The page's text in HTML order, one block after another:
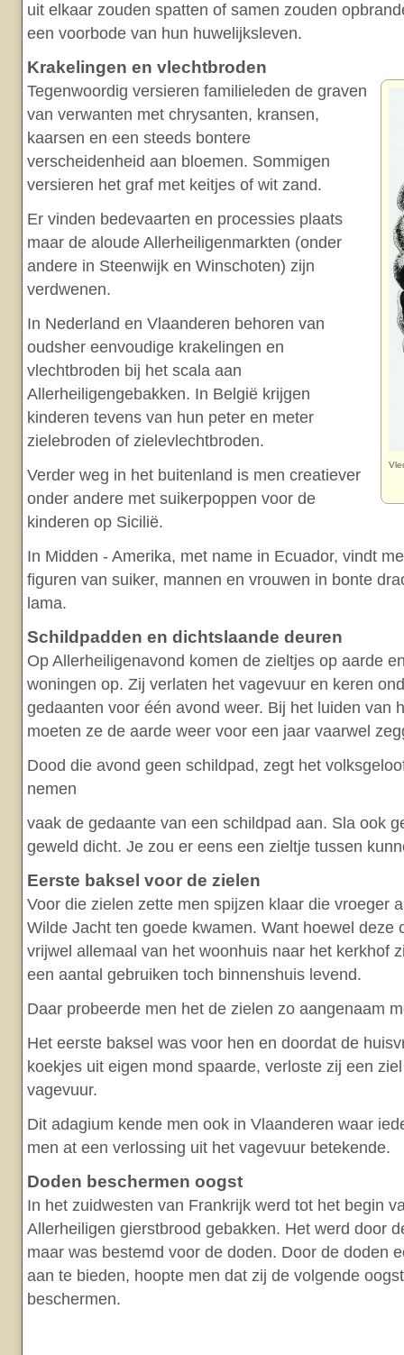
uit elkaar zouden spatten of samen zouden
een voorbode van hun huwelijksleven.
Krakelingen en vlechtbroden
Tegenwoordig versieren familieleden de graven
van verwanten met chrysanten, kransen,
kaarsen en een steeds bontere
verscheidenheid aan bloemen. Sommigen
versieren het graf met keitjes of wit zand.
Er vinden bedevaarten en processies plaats
maar de aloude Allerheiligenmarkten (onder
andere in Steenwijk en Winschoten) zijn
verdwenen.
In Nederland en Vlaanderen behoren van
oudsher eenvoudige krakelingen en
vlechtbroden bij het scala aan
Allerheiligengebakken. In België krijgen
kinderen tevens van hun peter en meter
zielebroden of zielevlechtbroden.
Verder weg in het buitenland is men creatiever
onder andere met suikerpoppen voor de
kinderen op Sicilië.
In Midden - Amerika, met name in Ecuador, vindt
figuren van suiker, mannen en vrouwen in bonte
lama.
Schildpadden en dichtslaande deuren
Op Allerheiligenavond komen de zieltjes op aarde
woningen op. Zij verlaten het vagevuur en keren
gedaanten voor één avond weer. Bij het luiden van
moeten ze de aarde weer voor een jaar vaarwel
Dood die avond geen schildpad, zegt het
nemen
vaak de gedaante van een schildpad aan. Sla ook
geweld dicht. Je zou er eens een zieltje tussen
Eerste baksel voor de zielen
Voor die zielen zette men spijzen klaar die vroeger
Wilde Jacht ten goede kwamen. Want hoewel deze
vrijwel allemaal van het woonhuis naar het kerkhof
een aantal gebruiken toch binnenshuis levend.
Daar probeerde men het de zielen zo aangenaam
Het eerste baksel was voor hen en doordat de
koekjes uit eigen mond spaarde, verloste zij een
vagevuur.
Dit adagium kende men ook in Vlaanderen waar
men at een verlossing uit het vagevuur betekende.
Doden beschermen oogst
In het zuidwesten van Frankrijk werd tot het begin
Allerheiligen gierstbrood gebakken. Het werd door
maar was bestemd voor de doden. Door de doden
aan te bieden, hoopte men dat zij de volgende
beschermen.